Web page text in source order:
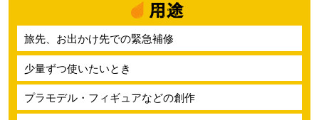
旅先、お出かけ先での緊急補修
少量ずつ使いたいとき
プラモデル・フィギュアなどの創作